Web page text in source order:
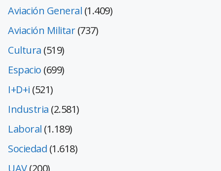
Aviación General (1.409)
Aviación Militar(737)
Cultura (519)
Espacio (699)
I+D+i (521)
Industria (2.581)
Laboral (1.189)
Sociedad (1.618)
UAV(200)